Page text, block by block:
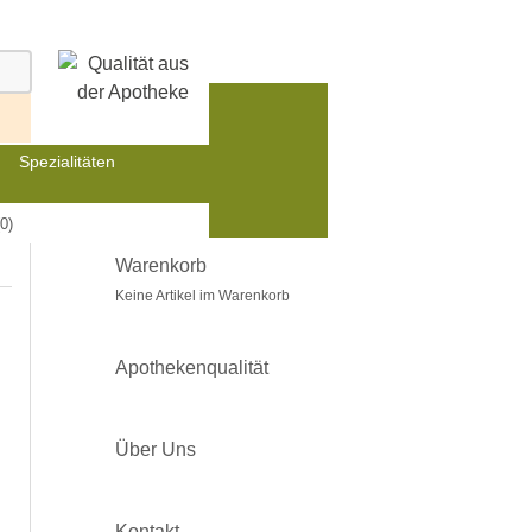
Spezialitäten
Warenkorb
Keine Artikel im Warenkorb
Apothekenqualität
Über Uns